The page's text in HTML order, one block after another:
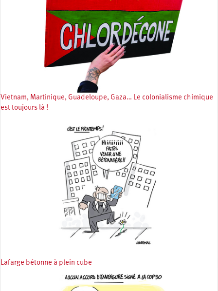
Vietnam, Martinique, Guadeloupe, Gaza… Le colonialisme chimique
est toujours là !
Lafarge bétonne à plein cube